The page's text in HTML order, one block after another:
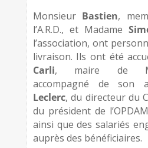
Monsieur Bastien,
l’A.R.D., et Madame
l’association, ont
livraison. Ils ont été
Carli, maire de
accompagné de son
Leclerc, du directeur du
du président de l’OPDAM
ainsi que des salariés
auprès des bénéficiaires.